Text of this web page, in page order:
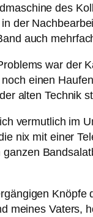
des
der
auch
war der
einen
alten Technik
vermutlich im
nix mit einer
meines Vaters,